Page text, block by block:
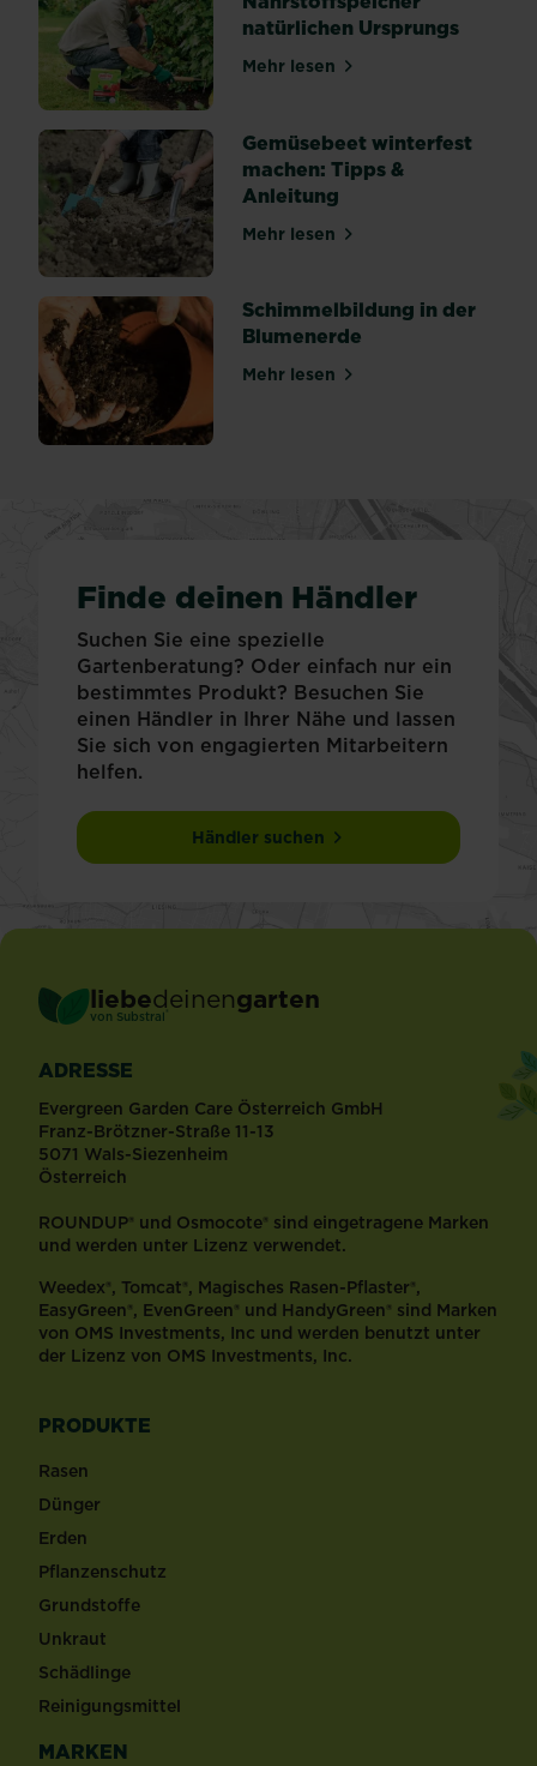
natürlichen Ursprungs
Mehr lesenüber Zeolith: Wasser- und
Gemüsebeet winterfest
machen: Tipps &
Anleitung
Mehr lesenüber Gemüsebeet
Schimmelbildung in der
Blumenerde
Mehr lesenüber Schimmelbildung in
Finde deinen Händler
Suchen Sie eine spezielle
Gartenberatung? Oder einfach nur ein
bestimmtes Produkt? Besuchen Sie
einen Händler in Ihrer Nähe und lassen
Sie sich von engagierten Mitarbeitern
helfen.
Händler suchen
liebedeinengarten
von Substral ®
ADRESSE
Evergreen Garden Care Österreich GmbH
Franz-Brötzner-Straße 11-13
5071 Wals-Siezenheim
Österreich
ROUNDUP® und Osmocote® sind eingetragene Marken
und werden unter Lizenz verwendet.
Weedex®, Tomcat®, Magisches Rasen-Pflaster®,
EasyGreen®, EvenGreen® und HandyGreen® sind Marken
von OMS Investments, Inc und werden benutzt unter
der Lizenz von OMS Investments, Inc.
PRODUKTE
Rasen
Dünger
Erden
Pflanzenschutz
Grundstoffe
Unkraut
Schädlinge
Reinigungsmittel
MARKEN